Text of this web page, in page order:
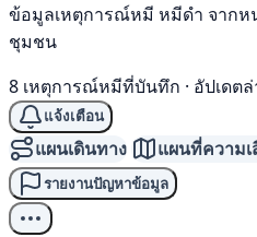
ข้อมูลเหตุการณ์หมี หมีดำ จากห
ชุมชน
8 เหตุการณ์หมีที่บันทึก · อัปเดต
แจ้งเตือน
แผนเดินทาง แผนที่ความเ
รายงานปัญหาข้อมูล